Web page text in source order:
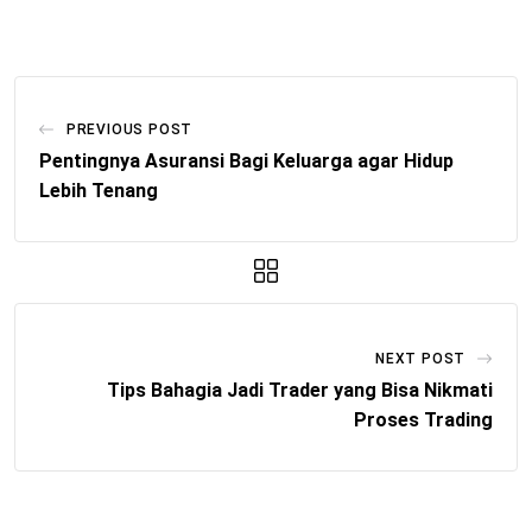
PREVIOUS POST
Pentingnya Asuransi Bagi Keluarga agar Hidup
Lebih Tenang
NEXT POST
Tips Bahagia Jadi Trader yang Bisa Nikmati
Proses Trading